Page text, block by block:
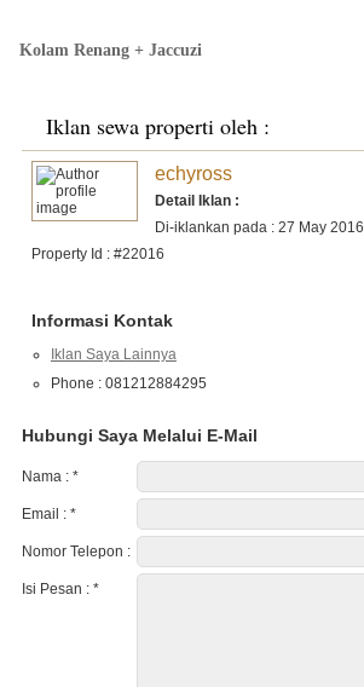
Kolam Renang + Jaccuzi
Iklan sewa properti oleh :
echyross
Detail Iklan :
Di-iklankan pada : 27 May 2016
Property Id : #22016
Informasi Kontak
Iklan Saya Lainnya
Phone : 081212884295
Hubungi Saya Melalui E-Mail
Nama : *
Email : *
Nomor Telepon :
Isi Pesan : *